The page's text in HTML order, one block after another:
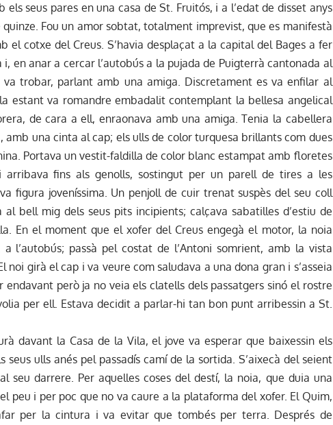
els seus pares en una casa de St. Fruitós, i a l’edat de disset anys
quinze. Fou un amor sobtat, totalment imprevist, que es manifestà
el cotxe del Creus. S’havia desplaçat a la capital del Bages a fer
i, en anar a cercar l’autobús a la pujada de Puigterrà cantonada al
trobar, parlant amb una amiga. Discretament es va enfilar al
estant va romandre embadalit contemplant la bellesa angelical
de cara a ell, enraonava amb una amiga. Tenia la cabellera
amb una cinta al cap; els ulls de color turquesa brillants com dues
Portava un vestit-faldilla de color blanc estampat amb floretes
arribava fins als genolls, sostingut per un parell de tires a les
figura joveníssima. Un penjoll de cuir trenat suspès del seu coll
bell mig dels seus pits incipients; calçava sabatilles d’estiu de
En el moment que el xofer del Creus engegà el motor, la noia
a l’autobús; passà pel costat de l’Antoni somrient, amb la vista
noi girà el cap i va veure com saludava a una dona gran i s’asseia
però ja no veia els clatells dels passatgers sinó el rostre
per ell. Estava decidit a parlar-hi tan bon punt arribessin a St.
davant la Casa de la Vila, el jove va esperar que baixessin els
seus ulls anés pel passadís camí de la sortida. S’aixecà del seient
seu darrere. Per aquelles coses del destí, la noia, que duia una
peu i per poc que no va caure a la plataforma del xofer. El Quim,
per la cintura i va evitar que tombés per terra. Després de